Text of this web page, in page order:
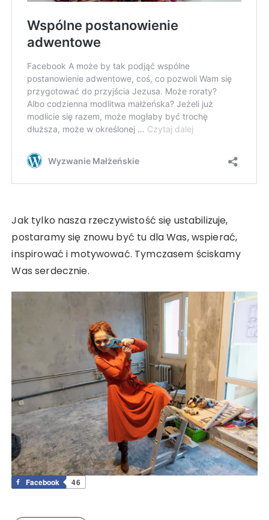
Jak tylko nasza rzeczywistość się ustabilizuje,
postaramy się znowu być tu dla Was, wspierać,
inspirować i motywować. Tymczasem ściskamy
Was serdecznie.
Facebook 46